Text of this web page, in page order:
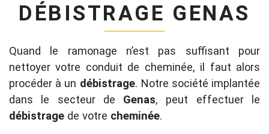
DÉBISTRAGE GENAS
Quand le ramonage n’est pas suffisant pour
nettoyer votre conduit de cheminée, il faut alors
procéder à un débistrage. Notre société implantée
dans le secteur de Genas, peut effectuer le
débistrage de votre cheminée.